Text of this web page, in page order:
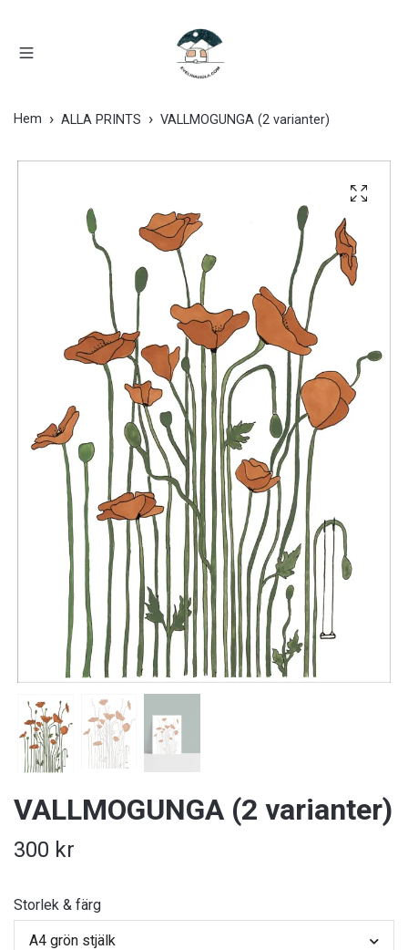
Hem ALLA PRINTS VALLMOGUNGA (2 varianter)
VALLMOGUNGA (2 varianter)
300 kr
Storlek & färg
A4 grön stjälk